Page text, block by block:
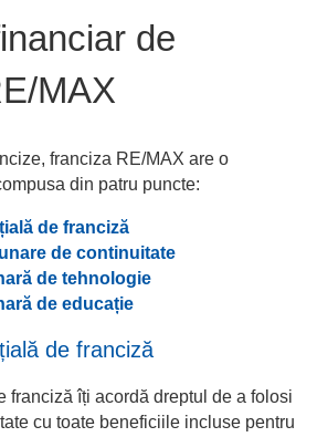
de
MAX
franciza RE/MAX are o
din patru puncte:
de franciză
de continuitate
de tehnologie
de educație
de franciză
franciză îți acordă dreptul de a folosi
cu toate beneficiile incluse pentru